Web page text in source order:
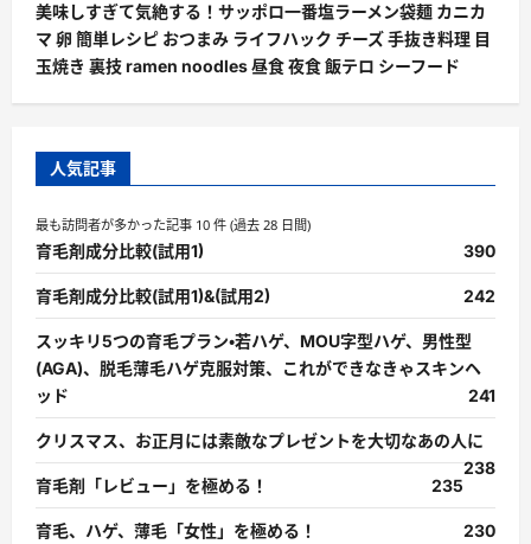
美味しすぎて気絶する！サッポロ一番塩ラーメン袋麺 カニカ
マ 卵 簡単レシピ おつまみ ライフハック チーズ 手抜き料理 目
玉焼き 裏技 ramen noodles 昼食 夜食 飯テロ シーフード
人気記事
最も訪問者が多かった記事 10 件 (過去 28 日間)
育毛剤成分比較(試用1) 390
育毛剤成分比較(試用1)&(試用2) 242
スッキリ5つの育毛プラン・若ハゲ、MOU字型ハゲ、男性型
(AGA)、脱毛薄毛ハゲ克服対策、これができなきゃスキンヘ
ッド
241
クリスマス、お正月には素敵なプレゼントを大切なあの人に
238
育毛剤「レビュー」を極める！
235
育毛、ハゲ、薄毛「女性」を極める！ 230